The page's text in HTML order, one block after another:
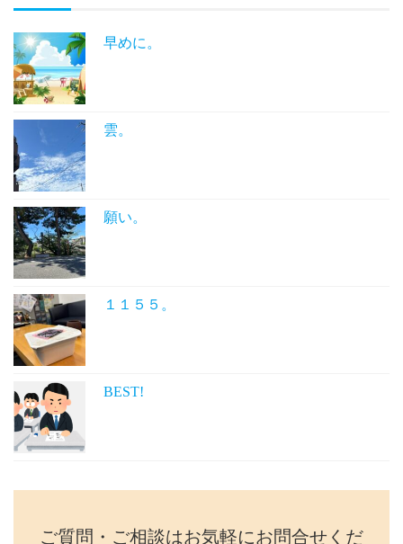
早めに。
雲。
願い。
１１５５。
BEST!
ご質問・ご相談はお気軽にお問合せくだ